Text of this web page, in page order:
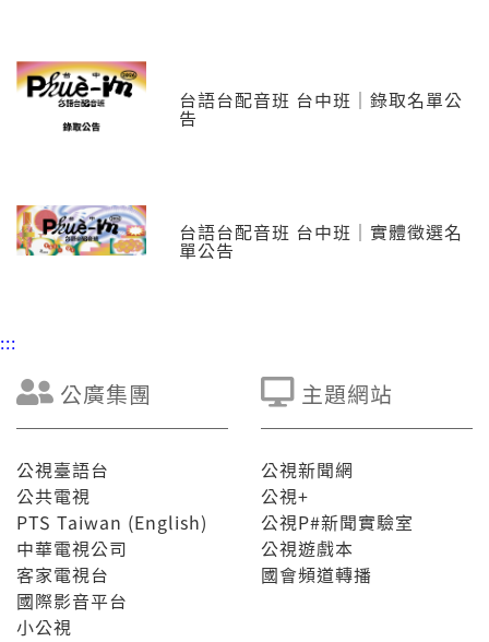
台語台配音班 台中班｜錄取名單公
告
台語台配音班 台中班｜實體徵選名
單公告
:::
公廣集團
公視臺語台
公共電視
PTS Taiwan (English)
中華電視公司
客家電視台
國際影音平台
小公視
主題網站
公視新聞網
公視+
公視P#新聞實驗室
公視遊戲本
國會頻道轉播